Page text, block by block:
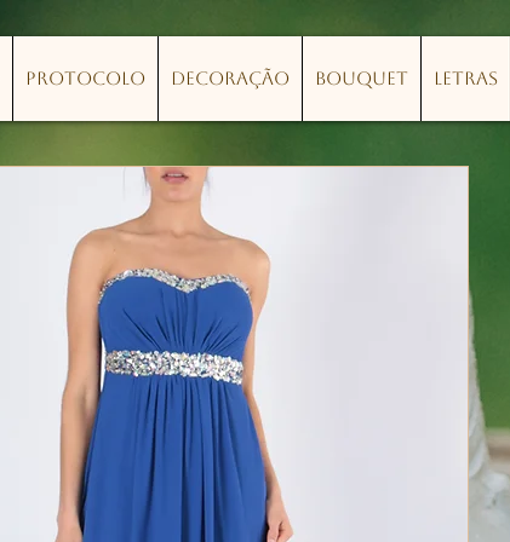
Protocolo Decoração Bouquet Letras